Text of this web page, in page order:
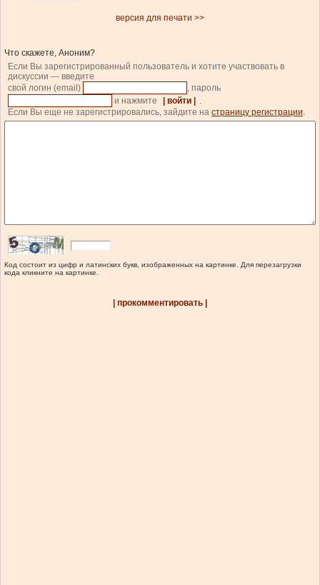
версия для печати >>
Что скажете, Аноним?
Если Вы зарегистрированный пользователь и хотите участвовать в
дискуссии — введите
свой логин (email)
, пароль
и нажмите
| войти |
.
Если Вы еще не зарегистрировались, зайдите на страницу регистрации.
Код состоит из цифр и латинских букв, изображенных на картинке. Для перезагрузки
кода кликните на картинке.
| прокомментировать |